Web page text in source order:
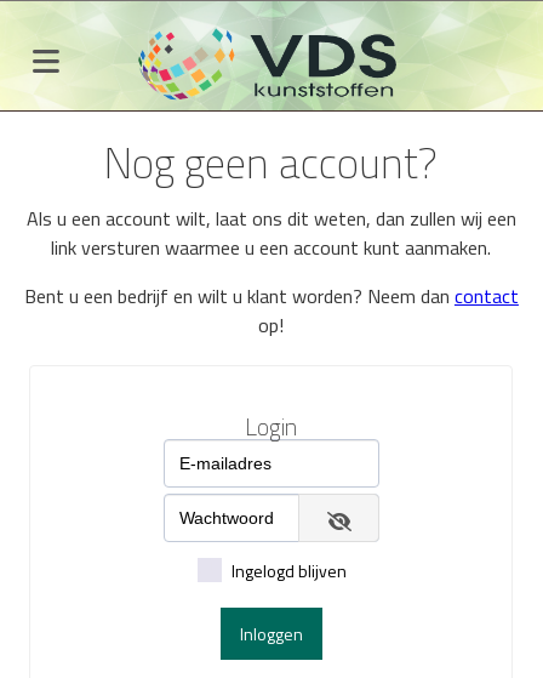
Nog geen account?
Als u een account wilt, laat ons dit weten, dan zullen wij een
link versturen waarmee u een account kunt aanmaken.
Bent u een bedrijf en wilt u klant worden? Neem dan contact
op!
Login
Ingelogd blijven
Inloggen